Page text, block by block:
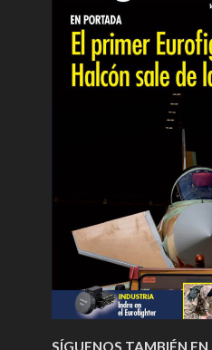
SÍGUENOS TAMBIÉN EN…